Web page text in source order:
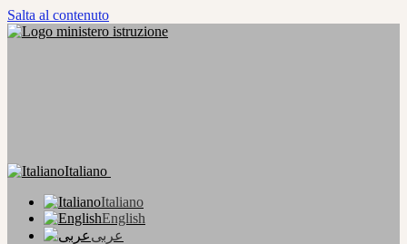
Salta al contenuto
Italiano
Italiano
English
عربى